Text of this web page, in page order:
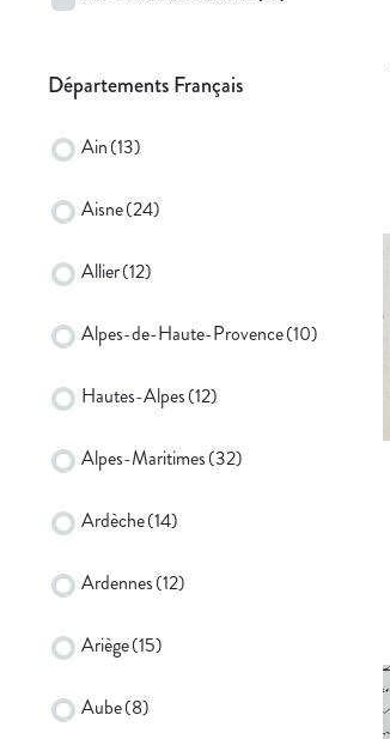
Départements Français
Ain(13)
Aisne(24)
Allier(12)
Alpes-de-Haute-Provence(10)
Hautes-Alpes(12)
Alpes-Maritimes(32)
Ardèche(14)
Ardennes(12)
Ariège(15)
Aube(8)